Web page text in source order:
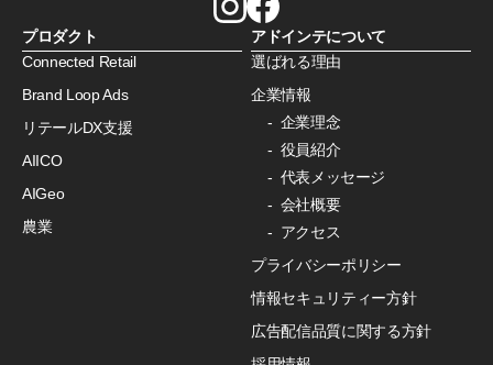
プロダクト
Connected Retail
Brand Loop Ads
リテールDX支援
AIICO
AIGeo
農業
アドインテについて
選ばれる理由
企業情報
企業理念
役員紹介
代表メッセージ
会社概要
アクセス
プライバシーポリシー
情報セキュリティー方針
広告配信品質に関する方針